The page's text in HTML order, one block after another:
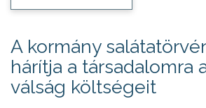
A kormány
hárítja a társadalomra
válság költségeit